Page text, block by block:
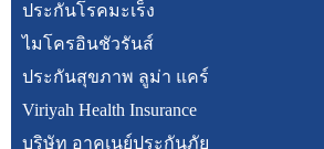
ประกันโรคมะเร็ง
ไมโครอินชัวรันส์
ประกันสุขภาพ ลูม่า แคร์
Viriyah Health Insurance
บริษัท อาคเนย์ประกันภัย